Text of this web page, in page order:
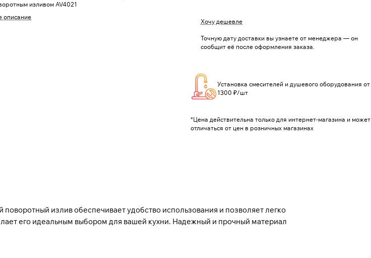
изливом AV4021
описание
Хочу дешевле
Точную дату доставки вы узнаете от менеджера — он
сообщит её после оформления заказа.
Установка смесителей и душевого оборудования от
1300 ₽/шт
*Цена действительна только для интернет-магазина и может
отличаться от цен в розничных магазинах
излив обеспечивает удобство использования и позволяет легко
его идеальным выбором для вашей кухни. Надежный и прочный материал